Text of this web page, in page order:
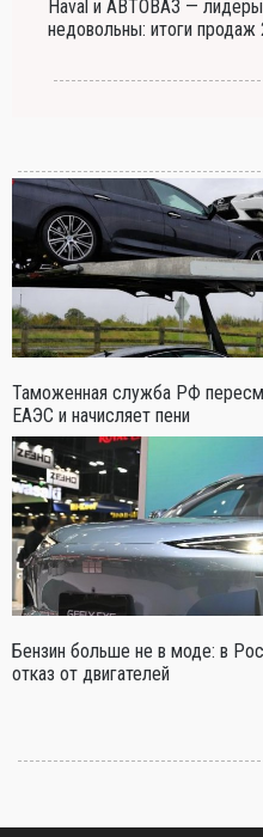
Haval и АВТОВАЗ —
недовольны: итоги продаж
Таможенная служба РФ
ЕАЭС и начисляет пени
Бензин больше не в моде: в
отказ от двигателей